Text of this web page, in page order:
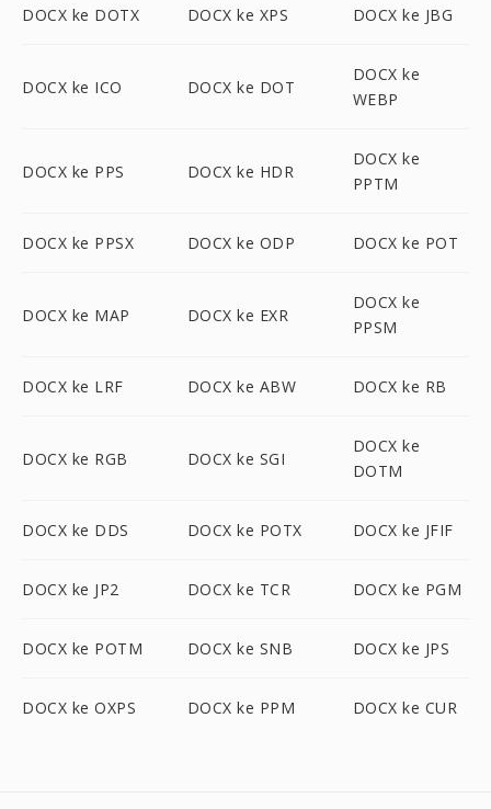
DOCX ke DOTX DOCX ke XPS DOCX ke JBG
DOCX ke ICO DOCX ke DOT
DOCX ke
WEBP
DOCX ke PPS DOCX ke HDR
DOCX ke
PPTM
DOCX ke PPSX DOCX ke ODP DOCX ke POT
DOCX ke MAP DOCX ke EXR
DOCX ke
PPSM
DOCX ke LRF DOCX ke ABW DOCX ke RB
DOCX ke RGB DOCX ke SGI
DOCX ke
DOTM
DOCX ke DDS DOCX ke POTX DOCX ke JFIF
DOCX ke JP2 DOCX ke TCR DOCX ke PGM
DOCX ke POTM DOCX ke SNB DOCX ke JPS
DOCX ke OXPS DOCX ke PPM DOCX ke CUR